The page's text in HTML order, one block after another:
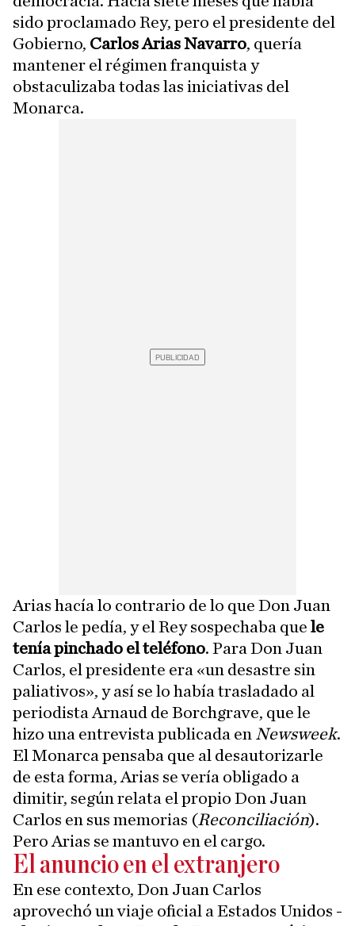
sido proclamado Rey, pero el presidente del
Gobierno, Carlos Arias Navarro, quería
mantener el régimen franquista y
obstaculizaba todas las iniciativas del
Monarca.
Arias hacía lo contrario de lo que Don Juan
Carlos le pedía, y el Rey sospechaba que le
tenía pinchado el teléfono. Para Don Juan
Carlos, el presidente era «un desastre sin
paliativos», y así se lo había trasladado al
periodista Arnaud de Borchgrave, que le
hizo una entrevista publicada en Newsweek.
El Monarca pensaba que al desautorizarle
de esta forma, Arias se vería obligado a
dimitir, según relata el propio Don Juan
Carlos en sus memorias (Reconciliación).
Pero Arias se mantuvo en el cargo.
El anuncio en el extranjero
En ese contexto, Don Juan Carlos
aprovechó un viaje oficial a Estados Unidos -